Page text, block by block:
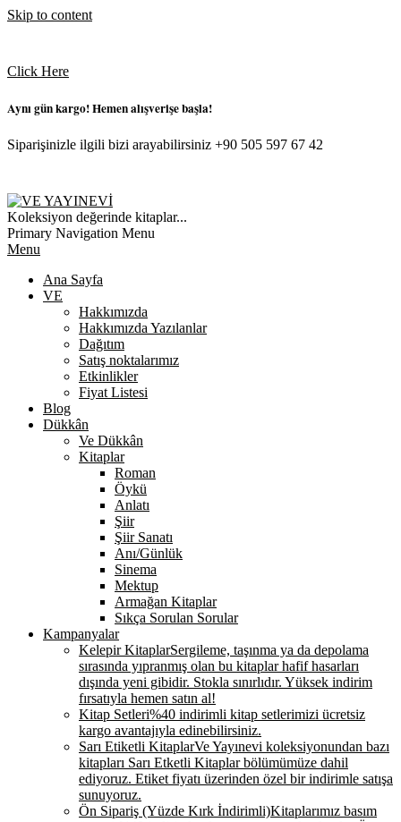
Skip to content
Click Here
Aynı gün kargo! Hemen alışverişe başla!
Siparişinizle ilgili bizi arayabilirsiniz +90 505 597 67 42
VE
YAYINEVI
Koleksiyon değerinde kitaplar...
Primary Navigation Menu
Menu
Ana Sayfa
VE
Hakkımızda
Hakkımızda Yazılanlar
Dağıtım
Satış noktalarımız
Etkinlikler
Fiyat Listesi
Blog
Dükkân
Ve Dükkân
Kitaplar
Roman
Öykü
Anlatı
Şiir
Şiir Sanatı
Anı/Günlük
Sinema
Mektup
Armağan Kitaplar
Sıkça Sorulan Sorular
Kampanyalar
Kelepir KitaplarSergileme, taşınma ya da depolama
sırasında yıpranmış olan bu kitaplar hafif hasarları
dışında yeni gibidir. Stokla sınırlıdır. Yüksek indirim
fırsatıyla hemen satın al!
Kitap Setleri%40 indirimli kitap setlerimizi ücretsiz
kargo avantajıyla edinebilirsiniz.
Sarı Etiketli KitaplarVe Yayınevi koleksiyonundan bazı
kitapları Sarı Etketli Kitaplar bölümümüze dahil
ediyoruz. Etiket fiyatı üzerinden özel bir indirimle satışa
sunuyoruz.
Ön Sipariş (Yüzde Kırk İndirimli)Kitaplarımız basım